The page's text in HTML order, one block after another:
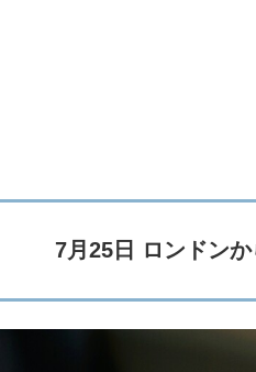
7月25日 ロンドン